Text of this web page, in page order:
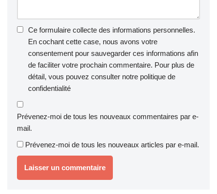
Ce formulaire collecte des informations personnelles.
En cochant cette case, nous avons votre
consentement pour sauvegarder ces informations afin
de faciliter votre prochain commentaire. Pour plus de
détail, vous pouvez consulter notre politique de
confidentialité
Prévenez-moi de tous les nouveaux commentaires par e-
mail.
Prévenez-moi de tous les nouveaux articles par e-mail.